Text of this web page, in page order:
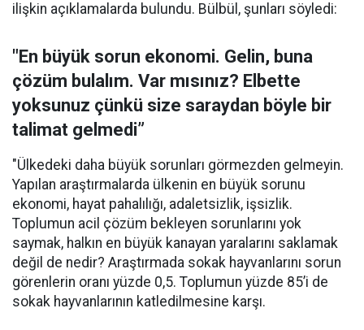
ilişkin açıklamalarda bulundu. Bülbül, şunları söyledi:
"En büyük sorun ekonomi. Gelin, buna
çözüm bulalım. Var mısınız? Elbette
yoksunuz çünkü size saraydan böyle bir
talimat gelmedi”
"Ülkedeki daha büyük sorunları görmezden gelmeyin.
Yapılan araştırmalarda ülkenin en büyük sorunu
ekonomi, hayat pahalılığı, adaletsizlik, işsizlik.
Toplumun acil çözüm bekleyen sorunlarını yok
saymak, halkın en büyük kanayan yaralarını saklamak
değil de nedir? Araştırmada sokak hayvanlarını sorun
görenlerin oranı yüzde 0,5. Toplumun yüzde 85’i de
sokak hayvanlarının katledilmesine karşı.